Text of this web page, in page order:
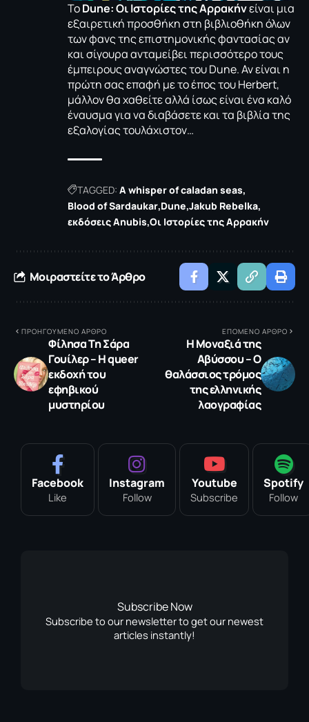
ΤοDune: Οι Ιστορίες της Αρρακήνείναι μια
εξαιρετική προσθήκη στη βιβλιοθήκη όλων
των φανς της επιστημονικής φαντασίας αν
και σίγουρα ανταμείβει περισσότερο τους
έμπειρους αναγνώστες του Dune. Αν είναι η
πρώτη σας επαφή με το έπος του Herbert,
μάλλον θα χαθείτε αλλά ίσως είναι ένα καλό
έναυσμα για να διαβάσετε και τα βιβλία της
εξαλογίας τουλάχιστον…
TAGGED: A whisper of caladan seas
Blood of Sardaukar Dune Jakub Rebelka
εκδόσεις Anubis Οι Ιστορίες της Αρρακήν
Μοιραστείτε το Άρθρο
ΠΡΟΗΓΟΥΜΕΝΟ ΑΡΘΡΟ
Φίλησα Tη Σάρα
Γουίλερ – Η queer
εκδοχή του
εφηβικού
μυστηρίου
ΕΠΟΜΕΝΟ ΑΡΘΡΟ
H Μοναξιά της
Αβύσσου – Ο
θαλάσσιος τρόμος
της ελληνικής
λαογραφίας
Facebook
Like
Instagram
Follow
Youtube
Subscribe
Spotify
Follow
Subscribe Now
Subscribe to our newsletter to get our newest
articles instantly!